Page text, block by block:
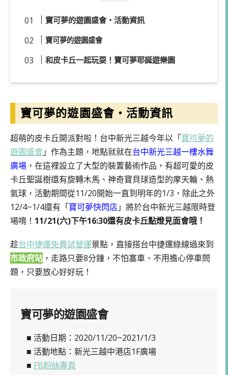
寶可夢的遊園盛會・活動資訊
寶可夢的遊園盛會
和皮卡丘一起玩耍！寶可夢耶誕遊樂園
寶可夢的遊園盛會・活動資訊
超萌的皮卡丘開派對啦！台中新光三越今年以「寶可夢的
遊園盛會」作為主題，地點就就在台中新光三越一樓水舞
廣場 ，在這裡設立了大型的裝置藝術作品，有超可愛的皮
卡丘聖誕樹還有旋轉木馬、神奇寶貝球造型的摩天輪、熱
氣球，活動期間從11/20開始一直到明年的1/3，除此之外
12/4~1/4還有「寶可夢快閃店」將於台中新光三越限時登
場唷！ 11/21(六)下午16:30還有皮卡丘點燈見面會哦！
趁台中捷運免費試營運景點，直接搭台中捷運綠線過來到
市政府站 ，走路只要8分鐘，不怕塞車、不用擔心停車問
題，只要放心好好玩！
寶可夢的遊園盛會
■ 活動日期：2020/11/20~2021/1/3
■ 活動地點：新光三越中港店1F廣場
■ FB粉絲專頁